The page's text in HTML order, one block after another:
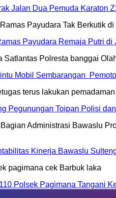
Jalan Dua Pemuda Karaton
Payudara Remaja Putri
Mobil Sembarangan
Pegunungan Toipan Polisi
Kinerja Bawaslu
Polsek Pagimana Tangani